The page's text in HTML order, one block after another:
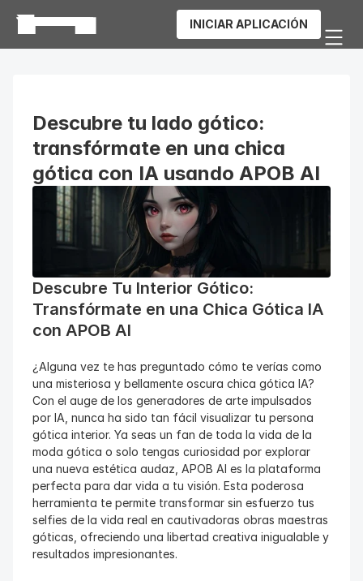
INICIAR APLICACIÓN
Descubre tu lado gótico:
transfórmate en una chica
gótica con IA usando APOB AI
Descubre Tu Interior Gótico:
Transfórmate en una Chica Gótica IA
con APOB AI
¿Alguna vez te has preguntado cómo te verías como
una misteriosa y bellamente oscura chica gótica IA?
Con el auge de los generadores de arte impulsados
por IA, nunca ha sido tan fácil visualizar tu persona
gótica interior. Ya seas un fan de toda la vida de la
moda gótica o solo tengas curiosidad por explorar
una nueva estética audaz, APOB AI es la plataforma
perfecta para dar vida a tu visión. Esta poderosa
herramienta te permite transformar sin esfuerzo tus
selfies de la vida real en cautivadoras obras maestras
góticas, ofreciendo una libertad creativa inigualable y
resultados impresionantes.